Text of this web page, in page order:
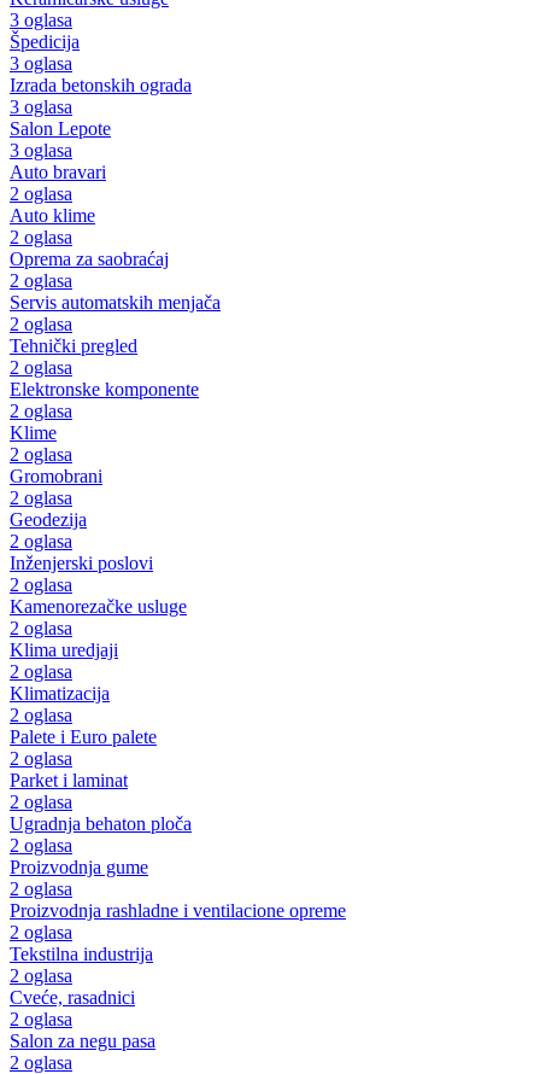
3 oglasa
Špedicija
3 oglasa
Izrada betonskih ograda
3 oglasa
Salon Lepote
3 oglasa
Auto bravari
2 oglasa
Auto klime
2 oglasa
Oprema za saobraćaj
2 oglasa
Servis automatskih menjača
2 oglasa
Tehnički pregled
2 oglasa
Elektronske komponente
2 oglasa
Klime
2 oglasa
Gromobrani
2 oglasa
Geodezija
2 oglasa
Inženjerski poslovi
2 oglasa
Kamenorezačke usluge
2 oglasa
Klima uredjaji
2 oglasa
Klimatizacija
2 oglasa
Palete i Euro palete
2 oglasa
Parket i laminat
2 oglasa
Ugradnja behaton ploča
2 oglasa
Proizvodnja gume
2 oglasa
Proizvodnja rashladne i ventilacione opreme
2 oglasa
Tekstilna industrija
2 oglasa
Cveće, rasadnici
2 oglasa
Salon za negu pasa
2 oglasa